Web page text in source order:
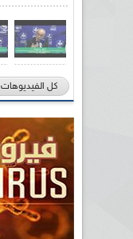
كل الفيديوهات